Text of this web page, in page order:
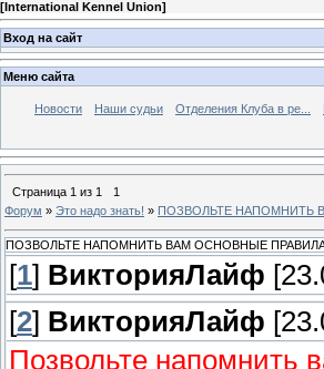
[International Kennel Union]
Вход на сайт
Меню сайта
Новости Наши судьи Отделения Клуба в ре...
Страница 1 из 1
1
Форум » Это надо знать! » ПОЗВОЛЬТЕ НАПОМНИТЬ
ПОЗВОЛЬТЕ НАПОМНИТЬ ВАМ ОСНОВНЫЕ ПРАВИЛА
[1] ВикторияЛайф
[2] ВикторияЛайф
Позвольте напомнить